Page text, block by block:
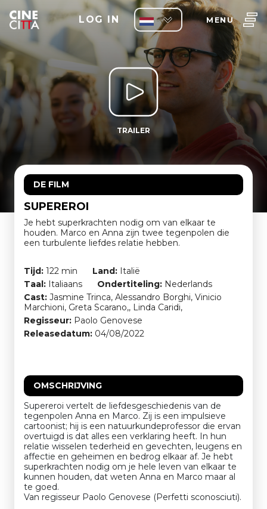
LOG IN MENU
TRAILER
DE FILM
SUPEREROI
Je hebt superkrachten nodig om van elkaar te
houden. Marco en Anna zijn twee tegenpolen die
een turbulente liefdes relatie hebben.
Tijd: 122 min Land: Italië
Taal: Italiaans Ondertiteling: Nederlands
Cast: Jasmine Trinca, Alessandro Borghi, Vinicio
Marchioni, Greta Scarano,, Linda Caridi,
Regisseur: Paolo Genovese
Releasedatum: 04/08/2022
OMSCHRIJVING
Supereroi vertelt de liefdesgeschiedenis van de
tegenpolen Anna en Marco. Zij is een impulsieve
cartoonist; hij is een natuurkundeprofessor die ervan
overtuigd is dat alles een verklaring heeft. In hun
relatie wisselen tederheid en gevechten, leugens en
affectie en geheimen en bedrog elkaar af. Je hebt
superkrachten nodig om je hele leven van elkaar te
kunnen houden, dat weten Anna en Marco maar al
te goed.
Van regisseur Paolo Genovese (Perfetti sconosciuti).